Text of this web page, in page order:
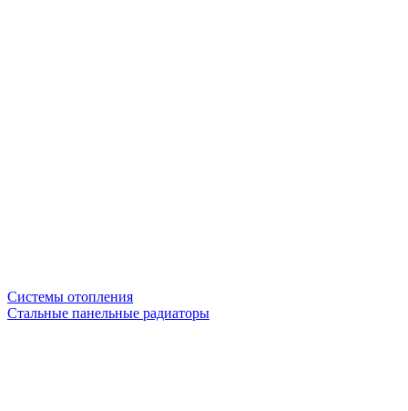
Системы отопления
Стальные панельные радиаторы